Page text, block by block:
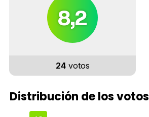
8,2
24votos
Distribución de los votos